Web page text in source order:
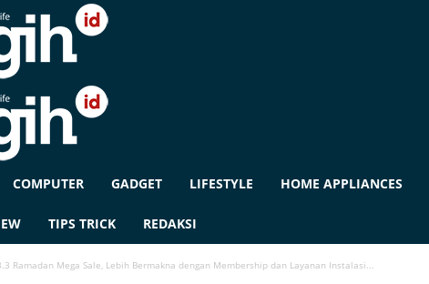
COMPUTER GADGET LIFESTYLE HOME APPLIANCES
TIPS TRICK REDAKSI
Ramadan Mega Sale, Lebih Bermakna dengan Membership dan Layanan Instalasi...